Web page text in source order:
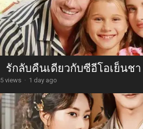
รักลับคืนเดียวกับซีอีโอเย็นชา
5 views · 1 day ago